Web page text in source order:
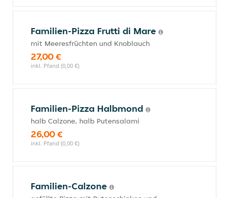
Familien-Pizza Frutti di Mare
mit Meeresfrüchten und Knoblauch
27,00 €
inkl. Pfand (0,00 €)
Familien-Pizza Halbmond
halb Calzone, halb Putensalami
26,00 €
inkl. Pfand (0,00 €)
Familien-Calzone